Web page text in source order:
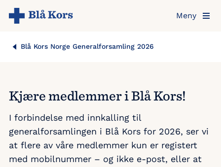
Hopp
Meny
Blå Kors Norge Generalforsamling 2026
Kjære medlemmer i Blå Kors!
I forbindelse med innkalling til
generalforsamlingen i Blå Kors for 2026, ser vi
at flere av våre medlemmer kun er registert
med mobilnummer – og ikke e-post, eller at